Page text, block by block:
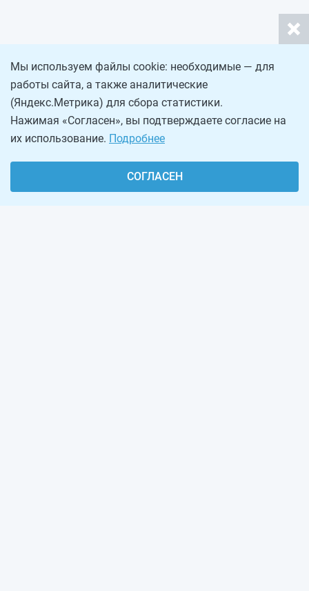
Мы используем файлы cookie: необходимые — для
работы сайта, а также аналитические
(Яндекс.Метрика) для сбора статистики.
Нажимая «Согласен», вы подтверждаете согласие на
их использование. Подробнее
СОГЛАСЕН